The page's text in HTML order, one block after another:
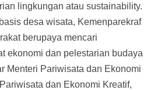
lingkungan atau sustainability.
desa wisata, Kemenparekraf
berupaya mencari
ekonomi dan pelestarian budaya
Menteri Pariwisata dan Ekonomi
dan Ekonomi Kreatif,